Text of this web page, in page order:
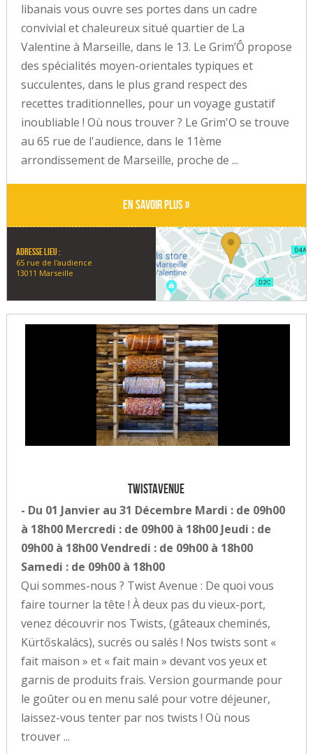
libanais vous ouvre ses portes dans un cadre
convivial et chaleureux situé quartier de La
Valentine à Marseille, dans le 13. Le Grim’Ô propose
des spécialités moyen-orientales typiques et
succulentes, dans le plus grand respect des
recettes traditionnelles, pour un voyage gustatif
inoubliable ! Où nous trouver ? Le Grim'O se trouve
au 65 rue de l'audience, dans le 11ème
arrondissement de Marseille, proche de ...
En savoir plus »
Adresse lieu :
65 rue de l'audience
13011 Marseille
TwistAvenue
- Du 01 Janvier au 31 Décembre Mardi : de 09h00
à 18h00 Mercredi : de 09h00 à 18h00 Jeudi : de
09h00 à 18h00 Vendredi : de 09h00 à 18h00
Samedi : de 09h00 à 18h00
Qui sommes-nous ? Twist Avenue : De quoi vous
faire tourner la tête ! À deux pas du vieux-port,
venez découvrir nos Twists, (gâteaux cheminés,
Kürtőskalács), sucrés ou salés ! Nos twists sont «
fait maison » et « fait main » devant vos yeux et
garnis de produits frais. Version gourmande pour
le goûter ou en menu salé pour votre déjeuner,
laissez-vous tenter par nos twists ! Où nous
trouver ...